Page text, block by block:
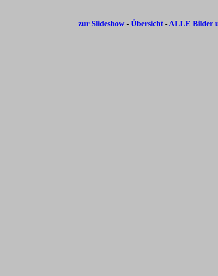
zur Slideshow -Übersicht- ALLE Bilder